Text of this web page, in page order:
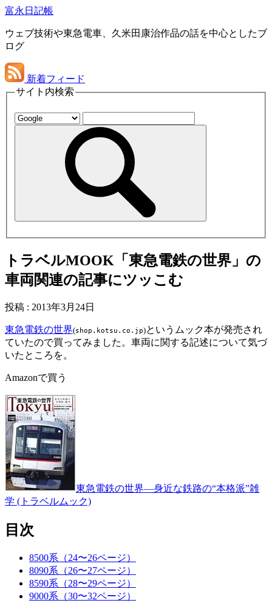
富永日記帳
ウェブ技術や東急電車、久米田康治作品の話を中心としたブ
ログ
新着フィード
サイト内検索
トラベルMOOK「東急電鉄の世界」の
車両関連の記事にツッこむ
投稿 : 2013年3月24日
東急電鉄の世界(shop.kotsu.co.jp)というムック本が発売され
ていたので買ってみました。車両に関する記述について気づ
いたところを。
Amazonで買う
東急電鉄の世界―身近な鉄路の“本格派”雑
学 (トラベルムック)
目次
8500系（24〜26ページ）
8090系（26〜27ページ）
8590系（28〜29ページ）
9000系（30〜32ページ）